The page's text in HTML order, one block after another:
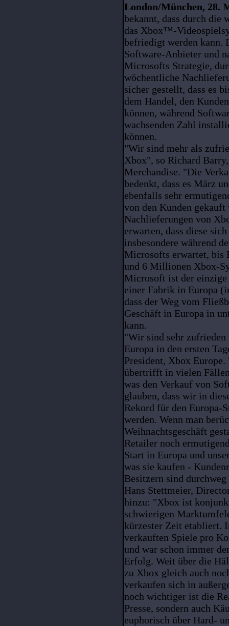
London/München, 28.
bekannt, dass durch die
das Xbox™-
befriedigt werden kann.
Software-Anbieter und
Microsofts Strategie,
wöchentliche
sicher gestellt, dass es
dem Handel, den
können, während
wachsenden Zahl
können.
"Wir sind mehr als
Xbox", so Richard
Merchandise. "Die
bedenkt, dass es März
ebenfalls sehr
von den Kunden
Nachlieferungen von
erwarten, dass diese
insbesondere während
Microsofts erwartet, bis
und 6 Millionen Xbox-
Microsoft ist der
einer Fabrik in Europa
dass der Weg vom
Geschäft in Europa in
kann.
"Wir sind sehr
Europa in den ersten
President, Xbox
übertrifft in vielen Fällen
was den Verkauf von
glauben, dass wir in
Rekord für den Europa-
werden. Wenn man
Weihnachtsgeschäft
Retailer noch
Start in Europa und
was sie kaufen -
Besitzern sind
Hans Stettmeier,
hinzu: "Xbox ist
schwierigen
kürzester Zeit etabliert.
verkauften Spiele pro
und war schon immer
Erfolg. Weit über die
zu Xbox gleich auch
verkaufen sich in
noch wichtiger ist die
Presse, sondern auch
euphorisch über Hard-